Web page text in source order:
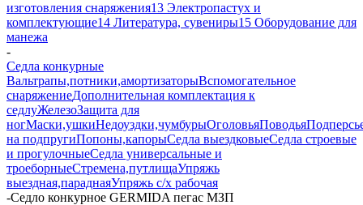
изготовления снаряжения13 Электропастух и
комплектующие14 Литература, сувениры15 Оборудование для
манежа
-
Седла конкурные
Вальтрапы,потники,амортизаторыВспомогательное
снаряжениеДополнительная комплектация к
седлуЖелезоЗащита для
ногМаски,ушкиНедоуздки,чумбурыОголовьяПоводья
на подпругиПопоны,капорыСедла выездковыеСедла строевые
и прогулочныеСедла универсальные и
троеборныеСтремена,путлищаУпряжь
выездная,параднаяУпряжь с/х рабочая
-Седло конкурное GERMIDA пегас МЗП